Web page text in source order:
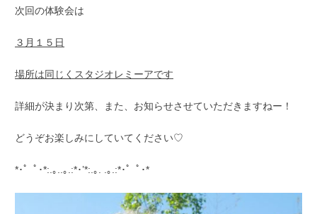
次回の体験会は
３月１５日
場所は同じくスタジオレミーアです
詳細が決まり次第、また、お知らせさせていただきますねー！
どうぞお楽しみにしていてください♡
*･゜ﾟ･*:.｡..｡.:*･’*:.｡. .｡.:*･゜ﾟ･*